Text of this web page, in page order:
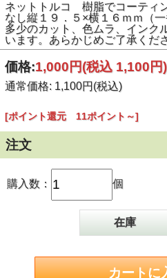
ネットトルコ 樹脂でコーティ
なし縦１９．５×横１６ｍｍ（一
多少のカット、色ムラ、インク
います。あらかじめご了承くだ
価格:1,000円(税込 1,100円)
通常価格: 1,100円(税込)
[ポイント還元 11ポイント～]
注文
購入数： 個
在庫